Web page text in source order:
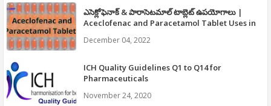
ఎసెక్లోఫెనాక్ & పారాసెటమాల్ టాబ్లెట్ ఉపయోగాలు |
Aceclofenac and Paracetamol Tablet Uses in
December 04, 2022
ICH Quality Guidelines Q1 to Q14 for
Pharmaceuticals
November 24, 2020